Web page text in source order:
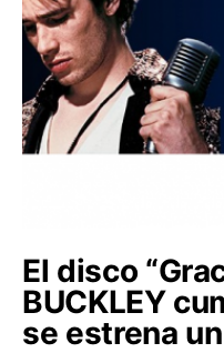
El disco
BUCKLEY
se estrena